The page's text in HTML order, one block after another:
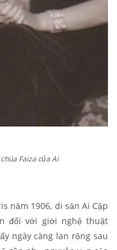
Faiza của Ai
năm 1906, di sản Ai Cập
đối với giới nghệ thuật
ngày càng lan rộng sau